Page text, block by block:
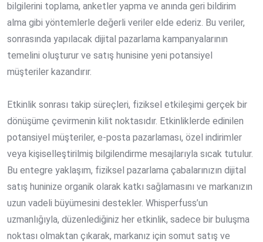
bilgilerini toplama, anketler yapma ve anında geri bildirim
alma gibi yöntemlerle değerli veriler elde ederiz. Bu veriler,
sonrasında yapılacak dijital pazarlama kampanyalarının
temelini oluşturur ve satış hunisine yeni potansiyel
müşteriler kazandırır.
Etkinlik sonrası takip süreçleri, fiziksel etkileşimi gerçek bir
dönüşüme çevirmenin kilit noktasıdır. Etkinliklerde edinilen
potansiyel müşteriler, e-posta pazarlaması, özel indirimler
veya kişiselleştirilmiş bilgilendirme mesajlarıyla sıcak tutulur.
Bu entegre yaklaşım, fiziksel pazarlama çabalarınızın dijital
satış huninize organik olarak katkı sağlamasını ve markanızın
uzun vadeli büyümesini destekler. Whisperfuss’un
uzmanlığıyla, düzenlediğiniz her etkinlik, sadece bir buluşma
noktası olmaktan çıkarak, markanız için somut satış ve